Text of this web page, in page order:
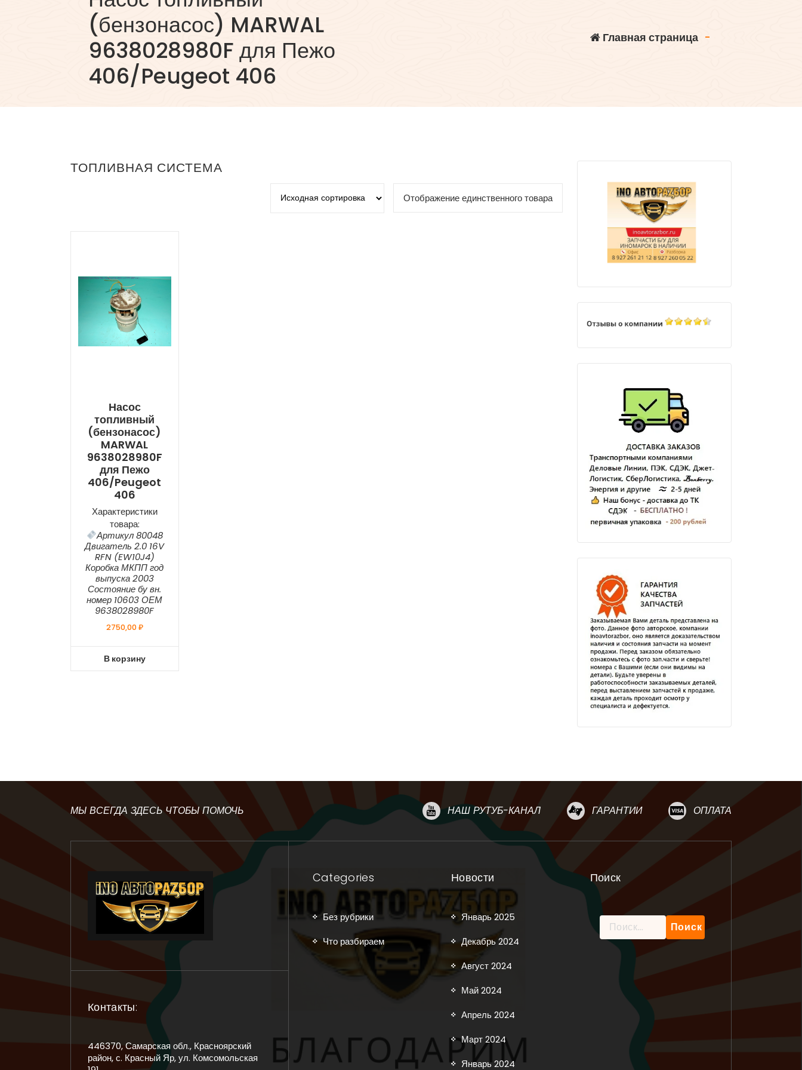
(бензонасос) MARWAL
9638028980F для Пежо
406/Peugeot 406
Главная страница -
ТОПЛИВНАЯ СИСТЕМА
Отображение единственного товара
Насос
топливный
(бензонасос)
MARWAL
9638028980F
для Пежо
406/Peugeot
406
Характеристики
товара:
Артикул 80048
Двигатель 2.0 16V
RFN (EW10J4)
Коробка МКПП год
выпуска 2003
Состояние бу вн.
номер 10603 ОЕМ
9638028980F
2750,00₽
В корзину
МЫ ВСЕГДА ЗДЕСЬ ЧТОБЫ ПОМОЧЬ НАШ РУТУБ-КАНАЛ ГАРАНТИИ ОПЛАТА
Контакты:
446370, Самарская обл., Красноярский
район, с. Красный Яр, ул. Комсомольская
Categories
Без рубрики
Что разбираем
Новости
Январь 2025
Декабрь 2024
Август 2024
Май 2024
Апрель 2024
Март 2024
Январь 2024
Поиск
Найти: